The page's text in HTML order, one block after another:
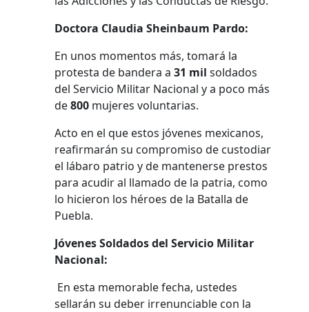
Doctora Claudia Sheinbaum Pardo:
En unos momentos más, tomará la
protesta de bandera a31 milsoldados
del Servicio Militar Nacional y a poco más
de800 mujeres voluntarias.
Acto en el que estos jóvenes mexicanos,
reafirmarán su compromiso de custodiar
el lábaro patrio y de mantenerse prestos
para acudir al llamado de la patria, como
lo hicieron los héroes de la Batalla de
Puebla.
Jóvenes Soldados del Servicio Militar
Nacional:
En esta memorable fecha, ustedes
sellarán su deber irrenunciable con la